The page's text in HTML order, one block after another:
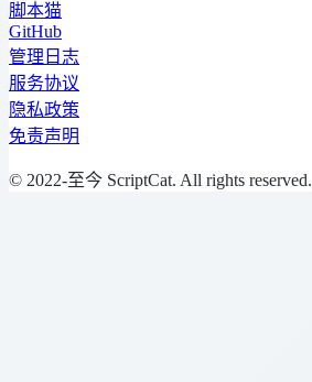
脚本猫
GitHub
管理日志
服务协议
隐私政策
免责声明
© 2022-至今 ScriptCat. All rights reserved.